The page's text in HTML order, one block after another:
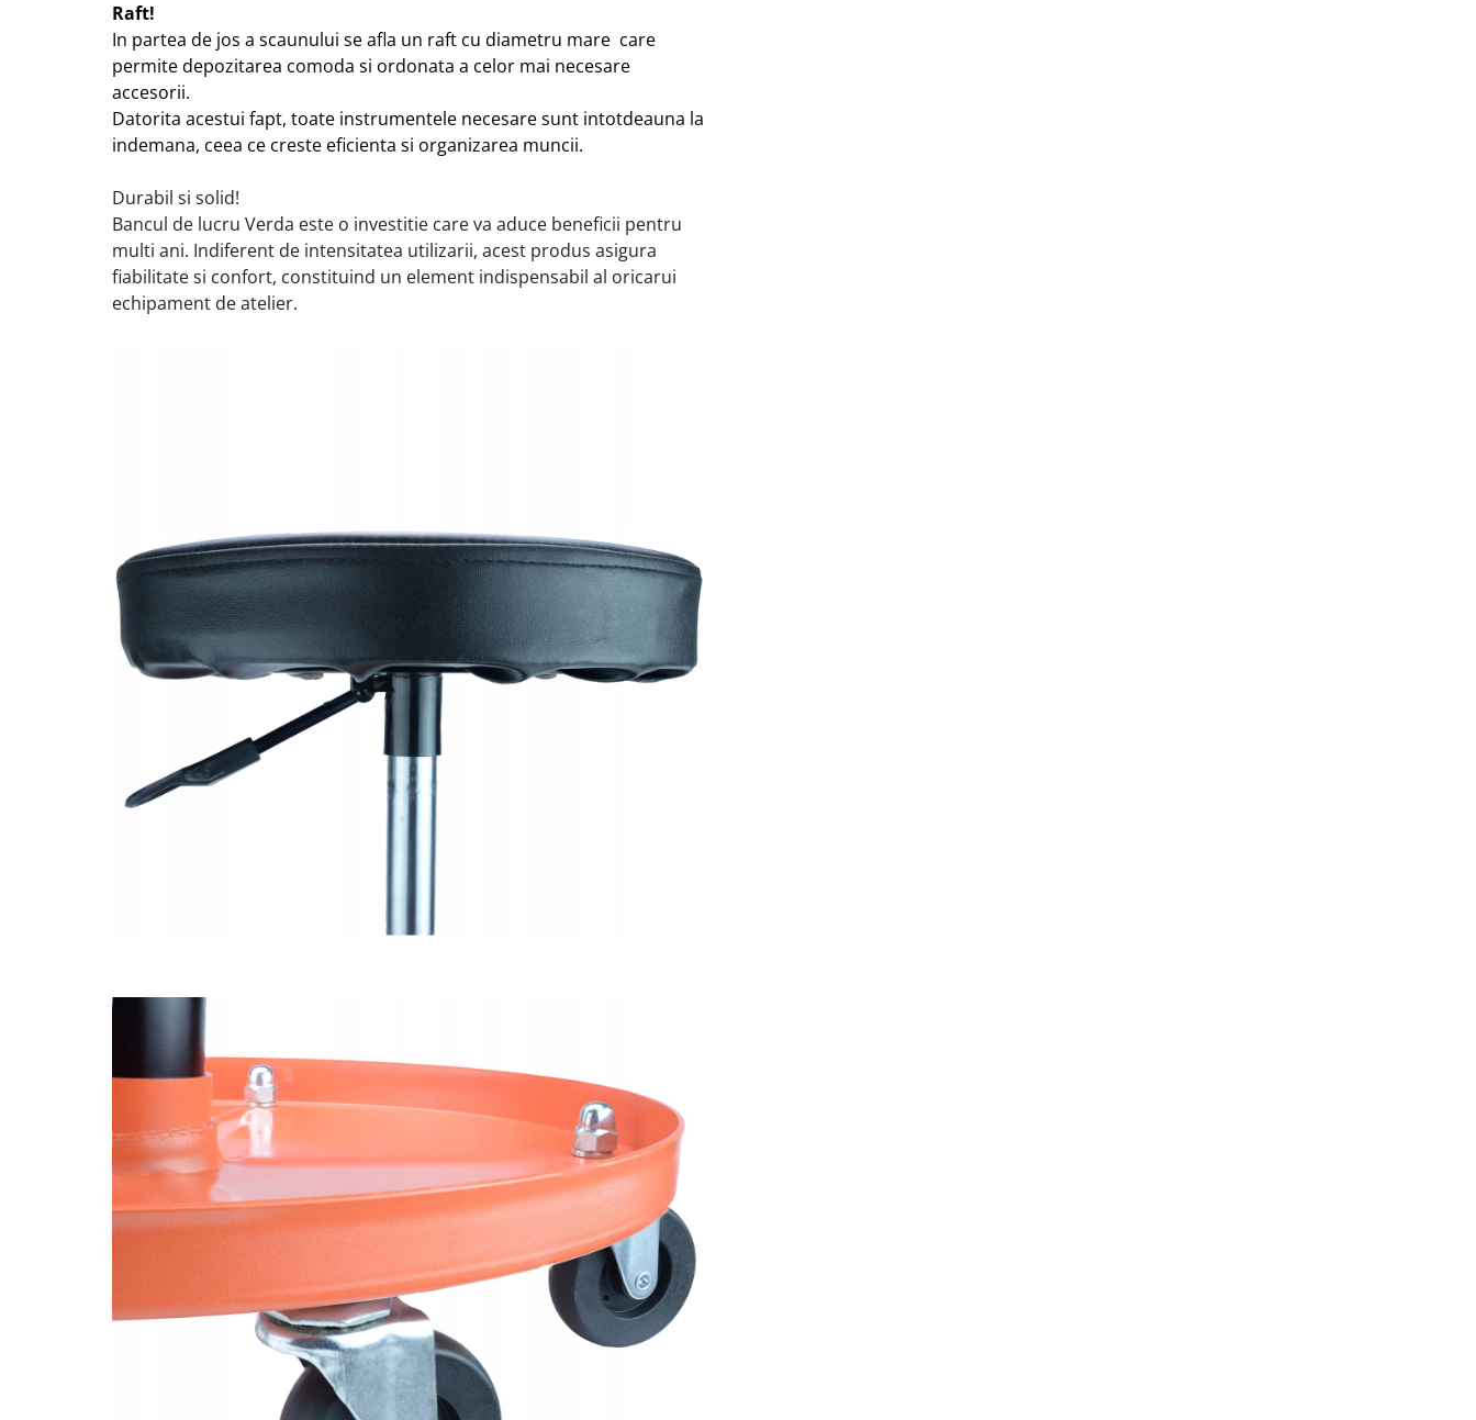
Raft!
In partea de jos a scaunului se afla un raft cu diametru mare care
permite depozitarea comoda si ordonata a celor mai necesare
accesorii.
Datorita acestui fapt, toate instrumentele necesare sunt intotdeauna la
indemana, ceea ce creste eficienta si organizarea muncii.
Durabil si solid!
Bancul de lucru Verda este o investitie care va aduce beneficii pentru
multi ani. Indiferent de intensitatea utilizarii, acest produs asigura
fiabilitate si confort, constituind un element indispensabil al oricarui
echipament de atelier.